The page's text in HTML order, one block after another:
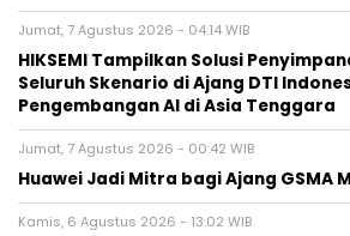
Jumat, 7 Agustus 2026 - 04:14 WIB
HIKSEMI Tampilkan Solusi
Seluruh Skenario di Ajang DTI
Pengembangan AI di Asia Tenggara
Jumat, 7 Agustus 2026 - 00:42 WIB
Huawei Jadi Mitra bagi Ajang GSMA
Kamis, 6 Agustus 2026 - 13:02 WIB